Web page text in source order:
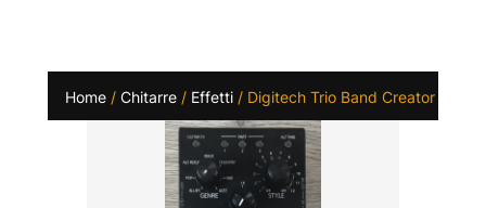
Home/ Chitarre/ Effetti/ Digitech Trio Band Creator